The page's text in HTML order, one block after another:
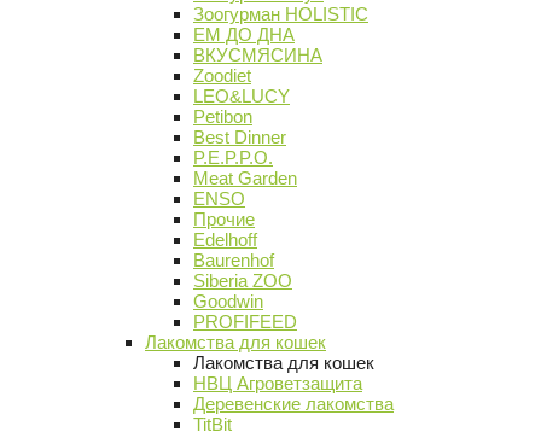
Зоогурман HOLISTIC
ЕМ ДО ДНА
ВКУСМЯСИНА
Zoodiet
LEO&LUCY
Petibon
Best Dinner
P.E.P.P.O.
Meat Garden
ENSO
Прочие
Edelhoff
Baurenhof
Siberia ZOO
Goodwin
PROFIFEED
Лакомства для кошек
Лакомства для кошек
НВЦ Агроветзащита
Деревенские лакомства
TitBit